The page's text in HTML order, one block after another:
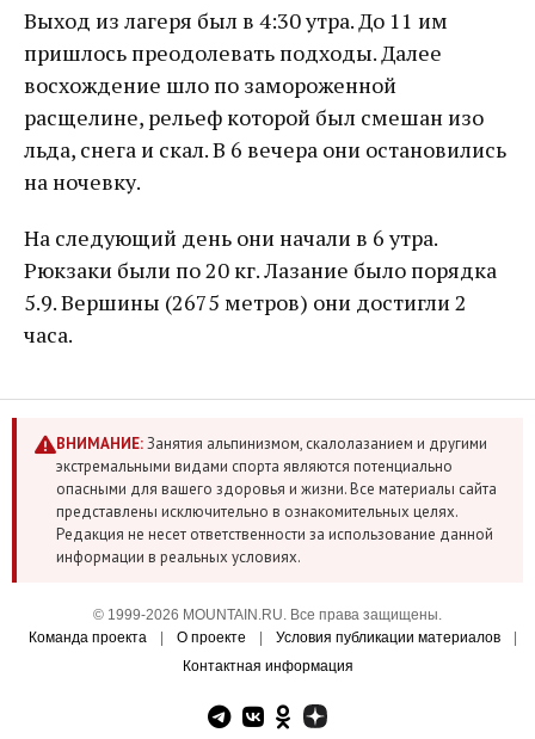
Выход из лагеря был в 4:30 утра. До 11 им
пришлось преодолевать подходы. Далее
восхождение шло по замороженной
расщелине, рельеф которой был смешан изо
льда, снега и скал. В 6 вечера они остановились
на ночевку.
На следующий день они начали в 6 утра.
Рюкзаки были по 20 кг. Лазание было порядка
5.9. Вершины (2675 метров) они достигли 2
часа.
ВНИМАНИЕ:Занятия альпинизмом, скалолазанием и другими
экстремальными видами спорта являются потенциально
опасными для вашего здоровья и жизни. Все материалы сайта
представлены исключительно в ознакомительных целях.
Редакция не несет ответственности за использование данной
информации в реальных условиях.
© 1999-2026 MOUNTAIN.RU. Все права защищены.
Команда проекта
О проекте Условия публикации материалов
Контактная информация